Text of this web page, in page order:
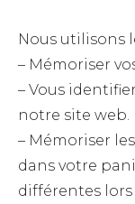
Nous utilisons
– Mémoriser
– Vous
notre site web.
– Mémoriser
dans votre
différentes lors